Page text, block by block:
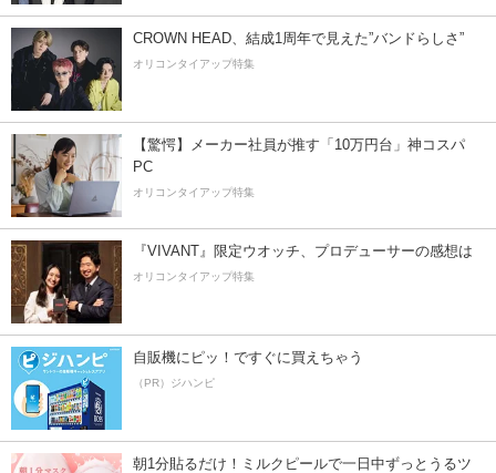
CROWN HEAD、結成1周年で見えた”バンドらしさ”
オリコンタイアップ特集
【驚愕】メーカー社員が推す「10万円台」神コスパ
PC
オリコンタイアップ特集
『VIVANT』限定ウオッチ、プロデューサーの感想は
オリコンタイアップ特集
自販機にピッ！ですぐに買えちゃう
（PR）ジハンピ
朝1分貼るだけ！ミルクピールで一日中ずっとうるツ